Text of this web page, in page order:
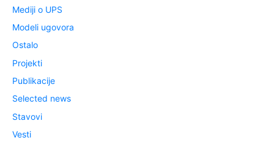
Mediji o UPS
Modeli ugovora
Ostalo
Projekti
Publikacije
Selected news
Stavovi
Vesti